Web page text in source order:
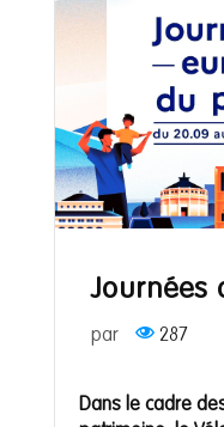
Journées
par 287
Dans le cadre